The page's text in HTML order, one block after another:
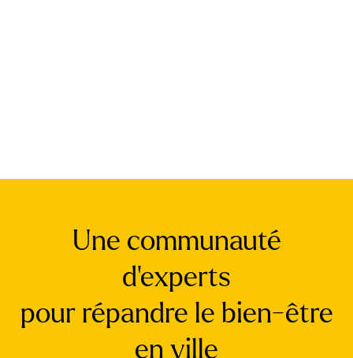
Une communauté
d’experts
pour répandre le bien-être
en ville